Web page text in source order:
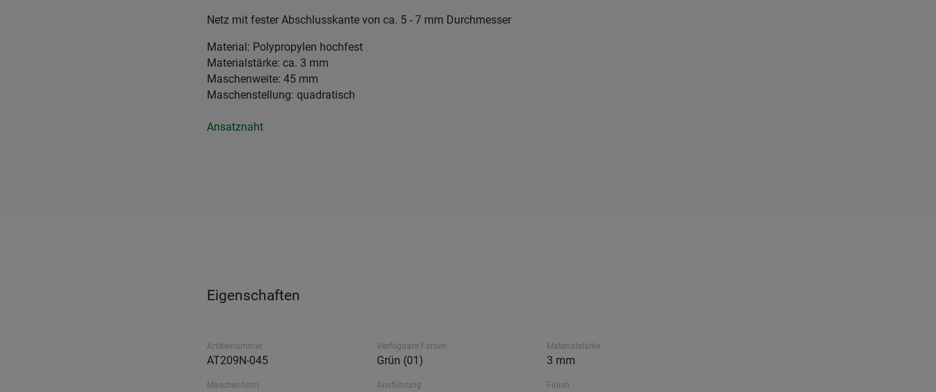
Netz mit fester Abschlusskante von ca. 5 - 7 mm Durchmesser
Material: Polypropylen hochfest
Materialstärke: ca. 3 mm
Maschenweite: 45 mm
Maschenstellung: quadratisch
Ansatznaht
Eigenschaften
Artikelnummer
AT209N-045
Verfügbare Farben
Grün (01)
Materialstärke
3 mm
Maschenform Ausführung Finish